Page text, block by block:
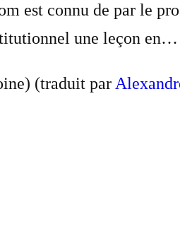
est connu de par le
une leçon en…
(traduit par